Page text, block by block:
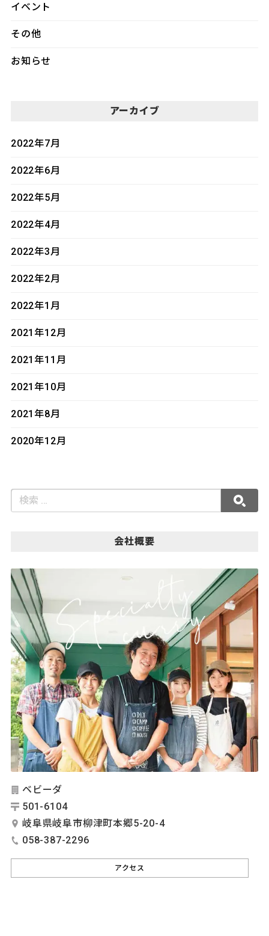
イベント
その他
お知らせ
アーカイブ
2022年7月
2022年6月
2022年5月
2022年4月
2022年3月
2022年2月
2022年1月
2021年12月
2021年11月
2021年10月
2021年8月
2020年12月
会社概要
ベビーダ
501-6104
岐阜県岐阜市柳津町本郷5-20-4
058-387-2296
アクセス